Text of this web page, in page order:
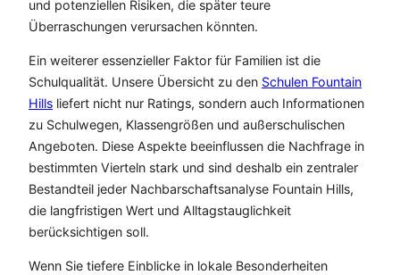
und potenziellen Risiken, die später teure
Überraschungen verursachen könnten.
Ein weiterer essenzieller Faktor für Familien ist die
Schulqualität. Unsere Übersicht zu den Schulen Fountain
Hills liefert nicht nur Ratings, sondern auch Informationen
zu Schulwegen, Klassengrößen und außerschulischen
Angeboten. Diese Aspekte beeinflussen die Nachfrage in
bestimmten Vierteln stark und sind deshalb ein zentraler
Bestandteil jeder Nachbarschaftsanalyse Fountain Hills,
die langfristigen Wert und Alltagstauglichkeit
berücksichtigen soll.
Wenn Sie tiefere Einblicke in lokale Besonderheiten